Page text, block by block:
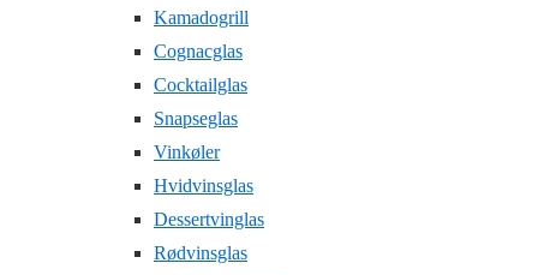
Kamadogrill
Cognacglas
Cocktailglas
Snapseglas
Vinkøler
Hvidvinsglas
Dessertvinglas
Rødvinsglas